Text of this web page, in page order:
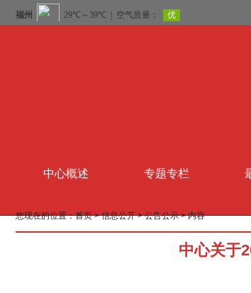
中心概述 专题专栏
您现在的位置：首页>信息公开>公告公示> 内容
中心关于